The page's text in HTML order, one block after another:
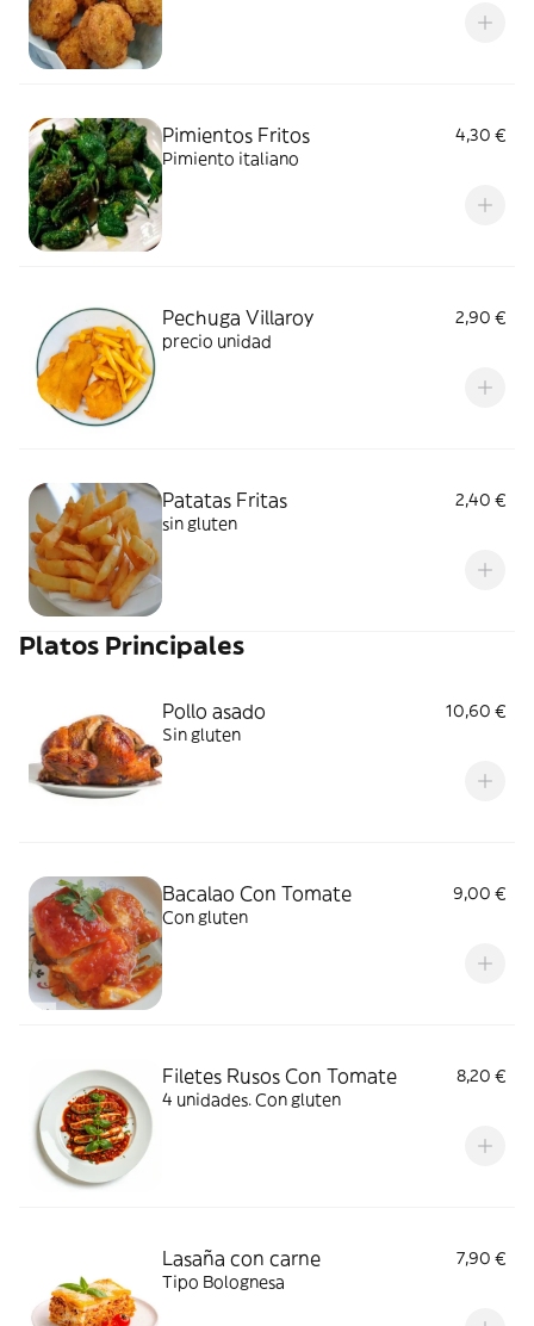
Pimientos Fritos
4,30 €
Pimiento italiano
Pechuga Villaroy
2,90 €
precio unidad
Patatas Fritas
2,40 €
sin gluten
Platos Principales
Pollo asado
10,60 €
Sin gluten
Bacalao Con Tomate
9,00 €
Con gluten
Filetes Rusos Con Tomate
8,20 €
4 unidades. Con gluten
Lasaña con carne
7,90 €
Tipo Bolognesa